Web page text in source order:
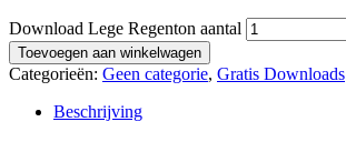
Download Lege Regenton aantal
Toevoegen aan winkelwagen
Categorieën: Geen categorie, Gratis Downloads
Beschrijving